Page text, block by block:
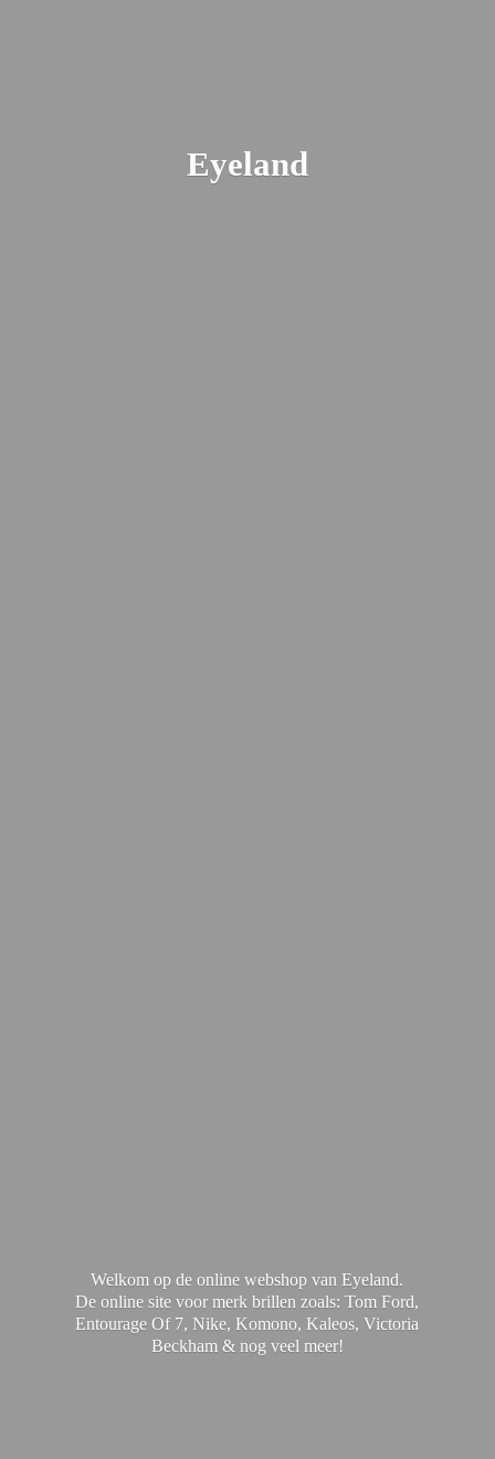
Eyeland
Welkom op de online webshop van Eyeland.
De online site voor merk brillen zoals: Tom Ford,
Entourage Of 7, Nike, Komono, Kaleos, Victoria
Beckham & nog veel meer!